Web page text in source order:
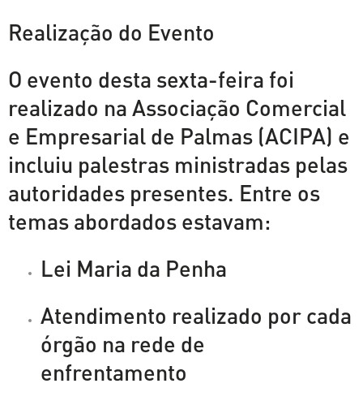
Realização do Evento
O evento desta sexta-feira foi
realizado na Associação Comercial
e Empresarial de Palmas (ACIPA) e
incluiu palestras ministradas pelas
autoridades presentes. Entre os
temas abordados estavam:
Lei Maria da Penha
Atendimento realizado por cada
órgão na rede de
enfrentamento